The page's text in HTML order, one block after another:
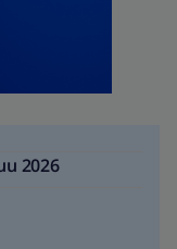
2026